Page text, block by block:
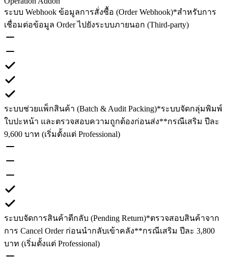
ระบบ Webhook ข้อมูลการสั่งซื้อ (Order Webhook)*สำหรับการ
เชื่อมต่อข้อมูล Order ไปยังระบบภายนอก (Third-party)
ระบบช่วยแพ็กสินค้า (Batch & Audit Packing)*ระบบจัดกลุ่มพิมพ์
ใบปะหน้า และตรวจสอบความถูกต้องก่อนส่ง**กรณีเสริม ปีละ
9,600 บาท (เริ่มตั้งแต่ Professional)
ระบบจัดการสินค้าตีกลับ (Pending Return)*ตรวจสอบสินค้าจาก
การ Cancel Order ก่อนนำกลับเข้าคลัง**กรณีเสริม ปีละ 3,800
บาท (เริ่มตั้งแต่ Professional)